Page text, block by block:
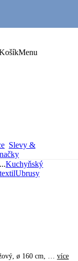
Menu
Slevy &
...Kuchyňský
textilUbrusy
ø 160 cm, … více